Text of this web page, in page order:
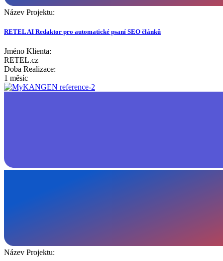
Název Projektu:
RETEL AI Redaktor pro automatické psaní SEO článků
Jméno Klienta:
RETEL.cz
Doba Realizace:
1 měsíc
Název Projektu: